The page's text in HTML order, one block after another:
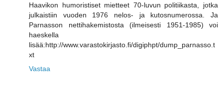
Haavikon humoristiset mietteet 70-luvun politiikasta, jotka
julkaistiin vuoden 1976 nelos- ja kutosnumerossa. Ja
Parnasson nettihakemistosta (ilmeisesti 1951-1985) voi
haeskella
lisää:http://www.varastokirjasto.fi/digiphpt/dump_parnasso.t
xt
Vastaa